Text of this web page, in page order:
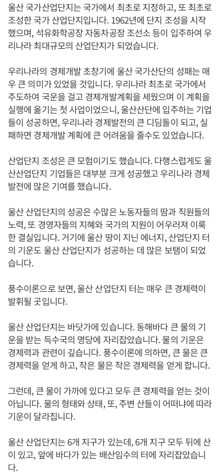
울산 국가산업단지는 국가에서 최초로 지정하고, 또 최초로
조성한 국가 산업단지입니다. 1962년에 단지 조성을 시작
했으며, 석유화학공장 자동차공장 조선소 등이 입주하여 우
리나라 최대규모의 산업단지가 되었습니다.
우리나라의 경제개발 초창기에 울산 국가산단의 성패는 매
우 큰 의미가 있었을 것입니다. 우리나라 최초로 국가에서
주도하여 국운을 걸고 경제개발계획을 세웠으며 이 계획을
실행에 옮기는 첫 사업이었으니, 울산산단에 입주하는 기업
들이 성공하면, 우리나라 경제발전의 큰 디딤돌이 되고, 실
패하면 경제개발 계획에 큰 어려움을 줄수도 있었습니다.
산업단지 조성은 큰 모험이기도 했습니다. 다행스럽게도 울
산산업단지 기업들은 대부분 크게 성공했고 우리나라 경제
발전에 많은 기여를 했습니다.
울산 산업단지의 성공은 수많은 노동자들의 땀과 직원들의
노력, 또 경영자들의 지혜와 국가의 지원이 어우러져 이룩
한 결실입니다. 거기에 울산 땅이 지닌 에너지, 산업단지 터
의 기운도 울산 산업단지가 성공하는 데 많은 보탬이 되었
습니다.
풍수이론으로 보면, 울산 산업단지 터는 매우 큰 경제력이
발휘될 곳입니다.
울산 산업단지는 바닷가에 있습니다. 동해바다 큰 물의 기
운을 받는 득수국의 명당에 자리잡았습니다. 물의 기운은
경제력과 관련이 깊습니다. 풍수이론에 의하면, 큰 물은 큰
경제력을 얻게 하고, 작은 물은 작은 경제력을 얻게 합니다.
그런데, 큰 물이 가까에 있다고 모두 큰 경제력을 얻는 것이
아닙니다. 물의 형태와 상태, 또, 주변 산들이 어떠냐에 따라
기운이 달라집니다.
울산 산업단지는 6개 지구가 있는데, 6개 지구 모두 뒤에 산
이 있고, 앞에 바다가 있는 배산임수의 터에 자리잡았습니
다.